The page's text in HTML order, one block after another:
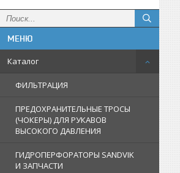
Каталог
ФИЛЬТРАЦИЯ
ПРЕДОХРАНИТЕЛЬНЫЕ ТРОСЫ
(ЧОКЕРЫ) ДЛЯ РУКАВОВ
ВЫСОКОГО ДАВЛЕНИЯ
ГИДРОПЕРФОРАТОРЫ SANDVIK
И ЗАПЧАСТИ